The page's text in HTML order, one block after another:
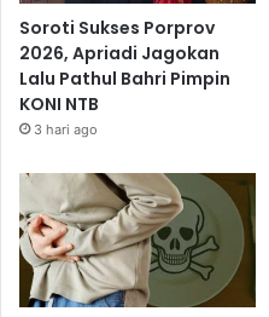
Soroti Sukses Porprov
2026, Apriadi Jagokan
Lalu Pathul Bahri Pimpin
KONI NTB
3 hari ago